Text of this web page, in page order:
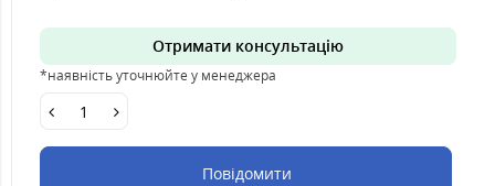
Отримати консультацію
*наявність уточнюйте у менеджера
Повідомити